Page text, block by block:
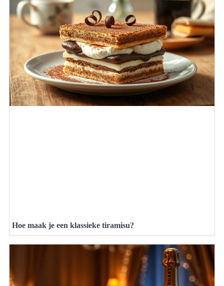
Hoe maak je een klassieke tiramisu?